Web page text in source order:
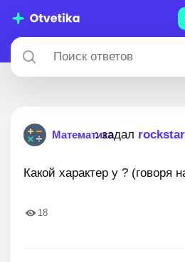
Математика: задал
Какой характер у ? (говоря
18